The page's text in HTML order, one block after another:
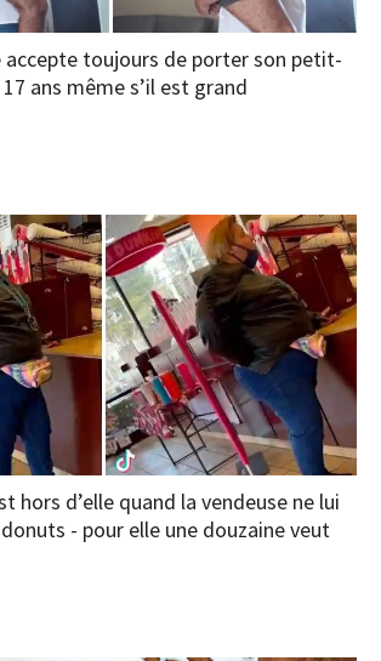
accepte toujours de porter son petit-
ans même s’il est grand
hors d’elle quand la vendeuse ne lui
- pour elle une douzaine veut